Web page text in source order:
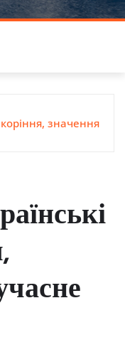
коріння, значення